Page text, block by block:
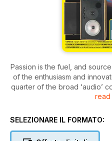
Passion is the fuel, and
of the enthusiasm and
quarter of the broad ‘audio’
fastidious lot – we love our
come to appreciate even
launches £175k SACD
read
SELEZIONARE IL FORMATO: